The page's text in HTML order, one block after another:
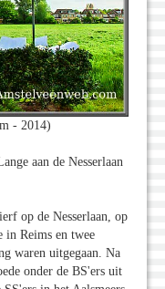
- 2014)
aan de Nesserlaan
op de Nesserlaan, op
in Reims en twee
waren uitgegaan. Na
onder de BS'ers uit